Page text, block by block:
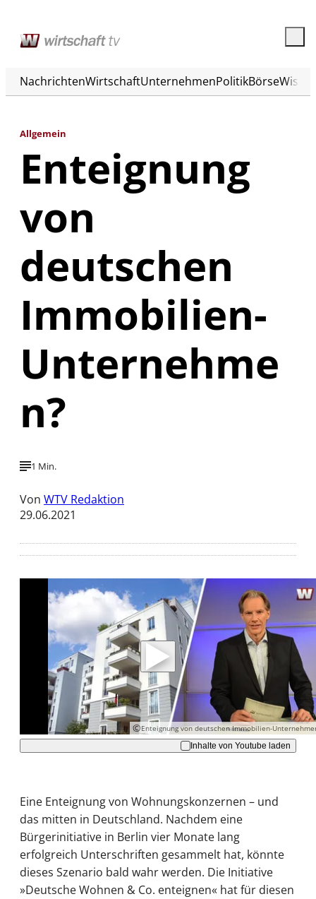
NachrichtenWirtschaftUnternehmenPolitikBörse
Allgemein
Enteignung
von
deutschen
Immobilien-
Unternehme
n?
1 Min.
Von WTV Redaktion
29.06.2021
©Enteignung von deutschen Immobilien-
Mit der Wiedergabe dieses Videos werden
Daten an Youtube übertragen.
Hinweise dazu erhalten Sie in der Datenschutzerklärung
Akzeptieren
Inhalte von Youtube laden
Eine Enteignung von Wohnungskonzernen – und
das mitten in Deutschland. Nachdem eine
Bürgerinitiative in Berlin vier Monate lang
erfolgreich Unterschriften gesammelt hat, könnte
dieses Szenario bald wahr werden. Die Initiative
»Deutsche Wohnen & Co. enteignen« hat für diesen